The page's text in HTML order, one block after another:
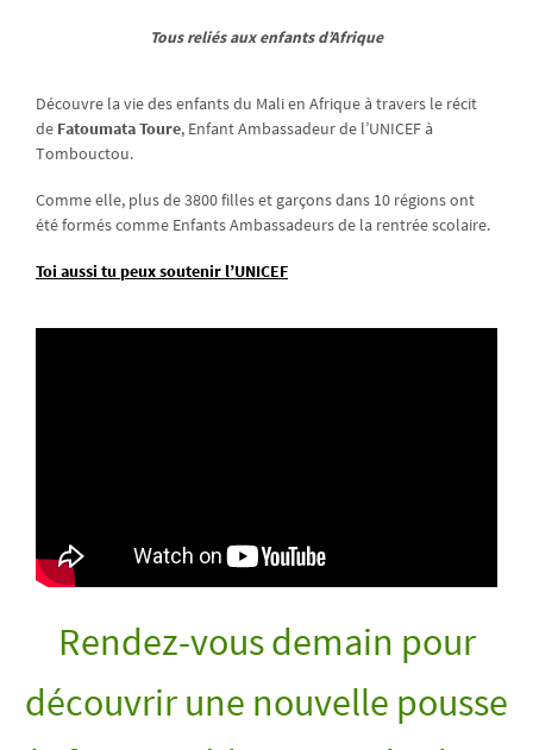
Tous reliés aux enfants d’Afrique
Découvre la vie des enfants du Mali en Afrique à travers le récit
de Fatoumata Toure, Enfant Ambassadeur de l’UNICEF à
Tombouctou.
Comme elle, plus de 3800 filles et garçons dans 10 régions ont
été formés comme Enfants Ambassadeurs de la rentrée scolaire.
Toi aussi tu peux soutenir l’UNICEF
Rendez-vous demain pour
découvrir une nouvelle pousse